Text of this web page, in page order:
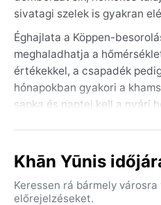
sivatagi szelek is gyakran
Éghajlata a Köppen-
meghaladhatja a
értékekkel, a csapadék
hónapokban gyakori a
sapka és naptej kell a nyári
A legkellemesebb időjárás
heves esőzések is
tehát nem szélsőséges, de
porhoz.
Khān Yūnis
Keressen rá bármely
előrejelzéseket.